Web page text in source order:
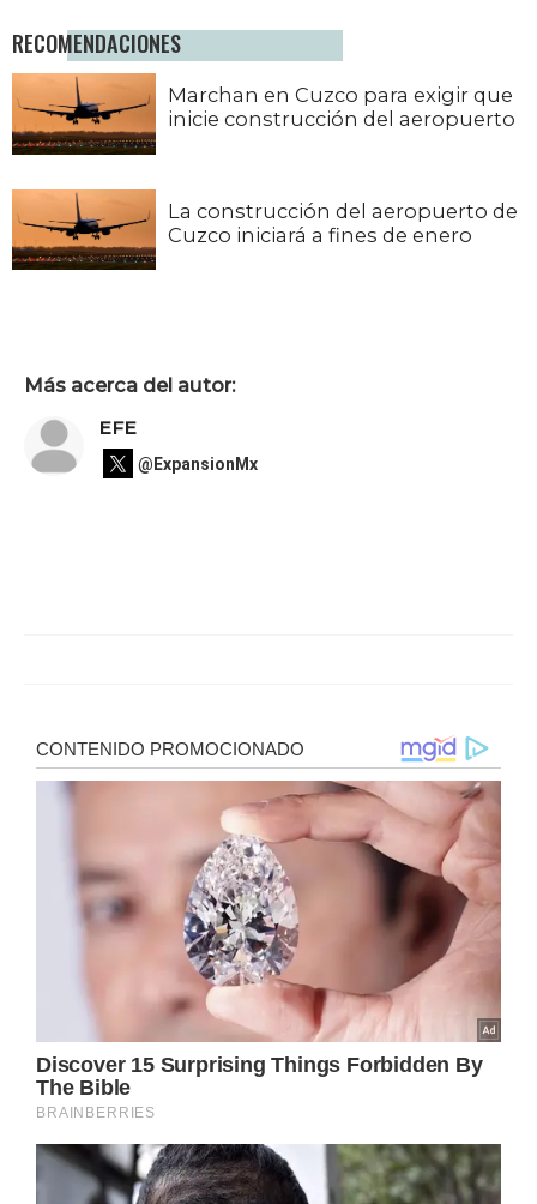
RECOMENDACIONES
Marchan en Cuzco para exigir que
inicie construcción del aeropuerto
La construcción del aeropuerto de
Cuzco iniciará a fines de enero
Más acerca del autor:
EFE
@ExpansionMx